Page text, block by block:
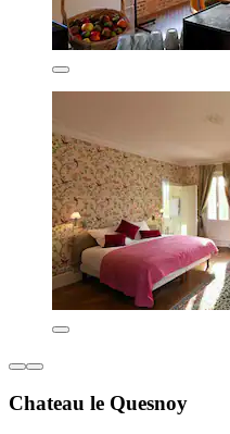
Chateau le Quesnoy